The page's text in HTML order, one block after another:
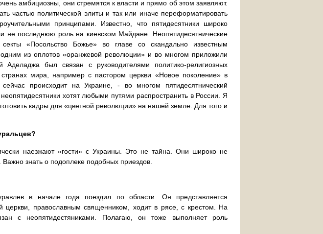
амбициозны, они стремятся к власти и прямо об этом заявляют.
частью политической элиты и так или иначе переформатировать
принципами. Известно, что пятидесятники широко
не последнюю роль на киевском Майдане. Неопятидесятнические
секты «Посольство Божье» во главе со скандально известным
из оплотов «оранжевой революции» и во многом приложили
был связан с руководителями политико-религиозных
мира, например с пастором церкви «Новое поколение» в
происходит на Украине, - во многом пятидесятнический
хотят любыми путями распространить в России. Я
кадры для «цветной революции» на нашей земле. Для того и
наезжают «гости» с Украины. Это не тайна. Они широко не
знать о подоплеке подобных приездов.
в начале года поездил по области. Он представляется
церкви, православным священником, ходит в рясе, с крестом. На
с неопятидестяниками. Полагаю, он тоже выполняет роль